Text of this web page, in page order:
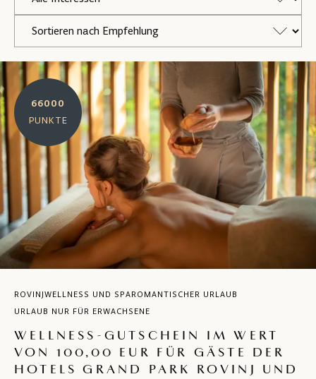
66000
PUNKTE
ROVINJWELLNESS UND SPAROMANTISCHER URLAUB
URLAUB NUR FÜR ERWACHSENE
WELLNESS-GUTSCHEIN IM WERT
VON 100,00 EUR FÜR GÄSTE DER
HOTELS GRAND PARK ROVINJ UND